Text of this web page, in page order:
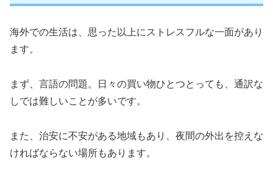
海外での生活は、思った以上にストレスフルな一面があり
ます。
まず、言語の問題。日々の買い物ひとつとっても、通訳な
しでは難しいことが多いです。
また、治安に不安がある地域もあり、夜間の外出を控えな
ければならない場所もあります。